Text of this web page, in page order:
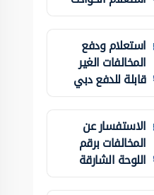
استعلام ودفع
المخالفات الغير
قابلة للدفع دبي
الاستفسار عن
المخالفات برقم
اللوحة الشارقة